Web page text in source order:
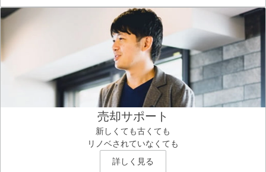
売却サポート
新しくても古くても
リノベされていなくても
詳しく見る